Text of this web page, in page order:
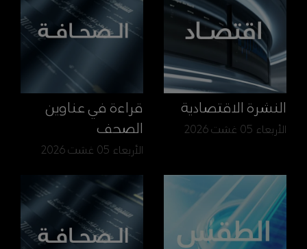
النشرة الاقتصادية
الأربعاء 05 غشت 2026
قراءة في عناوين
الصحف
الأربعاء 05 غشت 2026